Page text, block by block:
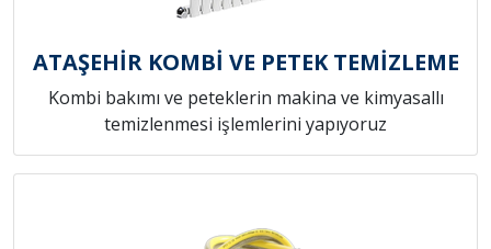
ATAŞEHİR KOMBİ VE PETEK TEMİZLEME
Kombi bakımı ve peteklerin makina ve kimyasallı
temizlenmesi işlemlerini yapıyoruz